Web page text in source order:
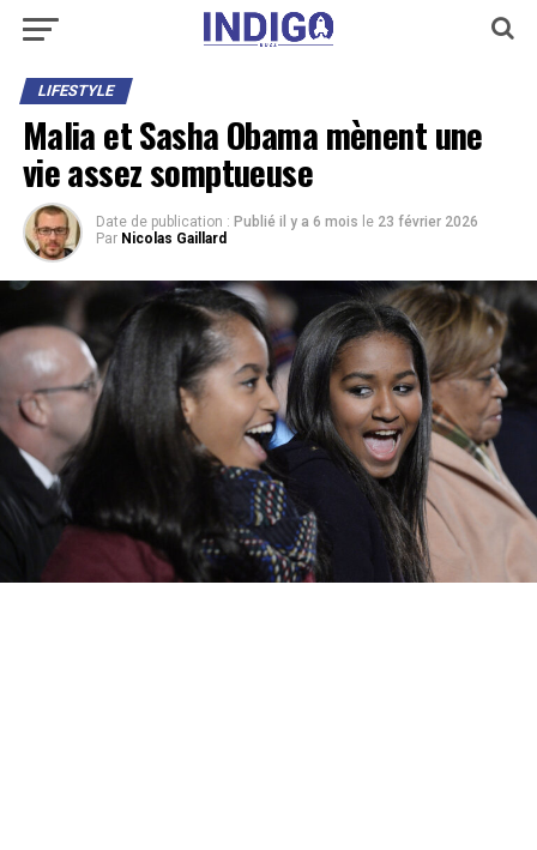
LIFESTYLE
Malia et Sasha Obama mènent une
vie assez somptueuse
Date de publication : Publié il y a 6 mois le 23 février 2026
Par Nicolas Gaillard